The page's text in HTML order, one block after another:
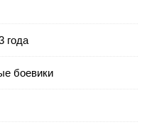
года
боевики